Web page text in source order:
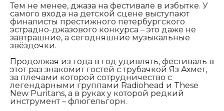
Тем не менее, джаза на фестивале в избытке. У
самого входа на детской сцене выступают
финалисты престижного петербургского
эстрадно-джазового конкурса – это даже не
завтрашние, а сегодняшние музыкальные
звёздочки.
Продолжая из года в год удивлять, фестиваль в
этот раз знакомит гостей с трубачкой Яз Ахмет,
за плечами которой сотрудничество с
легендарными группами Radiohead и These
New Puritans, а в руках у которой редкий
инструмент – флюгельгорн.